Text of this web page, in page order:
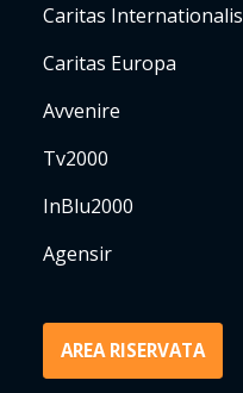
Caritas Internationalis
Caritas Europa
Avvenire
Tv2000
InBlu2000
Agensir
AREA RISERVATA